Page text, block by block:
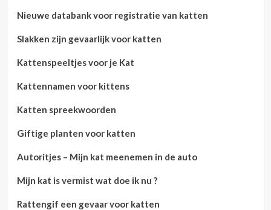
Nieuwe databank voor registratie van katten
Slakken zijn gevaarlijk voor katten
Kattenspeeltjes voor je Kat
Kattennamen voor kittens
Katten spreekwoorden
Giftige planten voor katten
Autoritjes – Mijn kat meenemen in de auto
Mijn kat is vermist wat doe ik nu ?
Rattengif een gevaar voor katten